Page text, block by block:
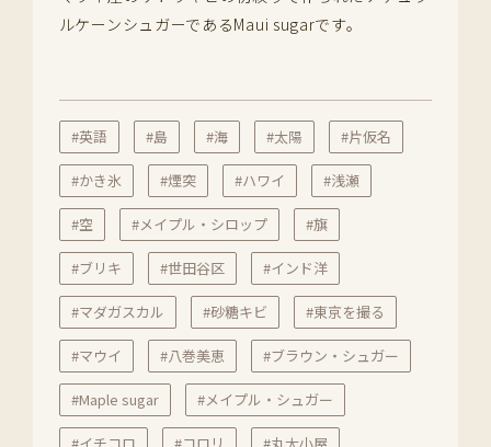
ルケーンシュガーであるMaui sugarです。
#英語 #島 #海 #太陽 #片仮名
#かき氷 #煙突 #ハワイ #浅瀬
#空 #メイプル・シロップ #旗
#ブリキ #世田谷区 #インド洋
#マダガスカル #砂糖キビ #東京を撮る
#マウイ #八巻美恵 #ブラウン・シュガー
#Maple sugar #メイプル・シュガー